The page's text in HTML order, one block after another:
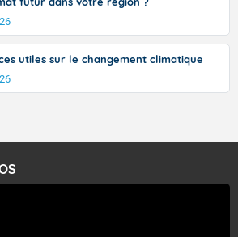
utiles sur le changement climatique